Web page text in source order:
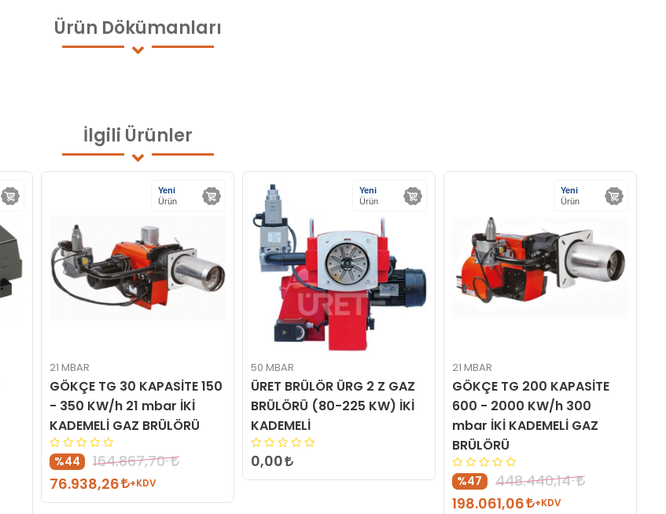
Ürün Dökümanları
İlgili Ürünler
Yeni
Ürün
21 MBAR
GÖKÇE TG 30 KAPASİTE 150
- 350 KW/h 21 mbar İKİ
KADEMELİ GAZ BRÜLÖRÜ
%44
164.867,70
76.938,26
+KDV
Yeni
Ürün
50 MBAR
ÜRET BRÜLÖR ÜRG 2 Z GAZ
BRÜLÖRÜ (80-225 KW) İKİ
KADEMELİ
0,00
Yeni
Ürün
21 MBAR
GÖKÇE TG 200 KAPASİTE
600 - 2000 KW/h 300
mbar İKİ KADEMELİ GAZ
BRÜLÖRÜ
%47
448.440,14
198.061,06
+KDV